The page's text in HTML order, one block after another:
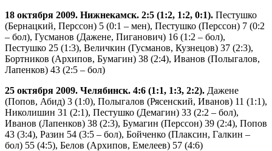
18 октября 2009. Нижнекамск. 2:5 (1:2, 1:2, 0:1). Пестушко
(Бернацкий, Перссон) 5 (0:1 – мен), Пестушко (Перссон) 7 (0:2
– бол), Гусманов (Дажене, Пиганович) 16 (1:2 – бол),
Пестушко 25 (1:3), Величкин (Гусманов, Кузнецов) 37 (2:3),
Бортников (Архипов, Бумагин) 38 (2:4), Иванов (Полыгалов,
Лапенков) 43 (2:5 – бол)
25 октября 2009. Челябинск. 4:6 (1:1, 1:3, 2:2). Дажене
(Попов, Абид) 3 (1:0), Полыгалов (Рясенский, Иванов) 11 (1:1),
Николишин 31 (2:1), Пестушко (Демагин) 33 (2:2 – бол),
Иванов (Лапенков) 38 (2:3), Бумагин (Перссон) 39 (2:4), Попов
43 (3:4), Разин 54 (3:5 – бол), Бойченко (Плаксин, Галкин –
бол) 55 (4:5), Белов (Архипов, Емелеев) 57 (4:6)